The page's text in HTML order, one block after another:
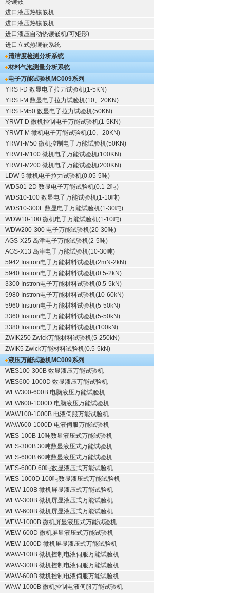
冷镶嵌
进口液压热镶嵌机
进口液压热镶嵌机
进口液压自动热镶嵌机(可矩形)
进口立式热镶嵌系统
清洁度检测分析系统
材料气泡测量分析系统
电子万能试验机MC009系列
YRST-D 数显电子拉力试验机(1-5KN)
YRST-M 数显电子拉力试验机(10、20KN)
YRST-M50 数显电子拉力试验机(50KN)
YRWT-D 微机控制电子万能试验机(1-5KN)
YRWT-M 微机电子万能试验机(10、20KN)
YRWT-M50 微机控制电子万能试验机(50KN)
YRWT-M100 微机电子万能试验机(100KN)
YRWT-M200 微机电子万能试验机(200KN)
LDW-5 微机电子拉力试验机(0.05-5吨)
WDS01-2D 数显电子万能试验机(0.1-2吨)
WDS10-100 数显电子万能试验机(1-10吨)
WDS10-300L 数显电子万能试验机(1-30吨)
WDW10-100 微机电子万能试验机(1-10吨)
WDW200-300 电子万能试验机(20-30吨)
AGS-X25 岛津电子万能试验机(2-5吨)
AGS-X13 岛津电子万能试验机(10-30吨)
5942 Instron电子万能材料试验机(2mN-2kN)
5940 Instron电子万能材料试验机(0.5-2kN)
3300 Instron电子万能材料试验机(0.5-5kN)
5980 Instron电子万能材料试验机(10-60kN)
5960 Instron电子万能材料试验机(5-50kN)
3360 Instron电子万能材料试验机(5-50kN)
3380 Instron电子万能材料试验机(100kN)
ZWIK250 Zwick万能材料试验机(5-250kN)
ZWIK5 Zwick万能材料试验机(0.5-5kN)
液压万能试验机MC009系列
WES100-300B 数显液压万能试验机
WES600-1000D 数显液压万能试验机
WEW300-600B 电脑液压万能试验机
WEW600-1000D 电脑液压万能试验机
WAW100-1000B 电液伺服万能试验机
WAW600-1000D 电液伺服万能试验机
WES-100B 10吨数显液压式万能试验机
WES-300B 30吨数显液压式万能试验机
WES-600B 60吨数显液压式万能试验机
WES-600D 60吨数显液压式万能试验机
WES-1000D 100吨数显液压式万能试验机
WEW-100B 微机屏显液压式万能试验机
WEW-300B 微机屏显液压式万能试验机
WEW-600B 微机屏显液压式万能试验机
WEW-1000B 微机屏显液压式万能试验机
WEW-600D 微机屏显液压式万能试验机
WEW-1000D 微机屏显液压式万能试验机
WAW-100B 微机控制电液伺服万能试验机
WAW-300B 微机控制电液伺服万能试验机
WAW-600B 微机控制电液伺服万能试验机
WAW-1000B 微机控制电液伺服万能试验机